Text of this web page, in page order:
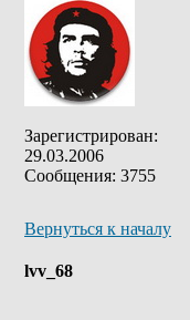
Зарегистрирован:
29.03.2006
Сообщения: 3755
Вернуться к началу
lvv_68